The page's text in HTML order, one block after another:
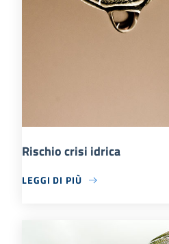
Rischio crisi idrica
LEGGI DI PIÙ